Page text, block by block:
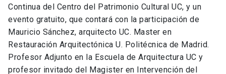
Continua del Centro del Patrimonio Cultural UC, y un
evento gratuito, que contará con la participación de
Mauricio Sánchez, arquitecto UC. Master en
Restauración Arquitectónica U. Politécnica de Madrid.
Profesor Adjunto en la Escuela de Arquitectura UC y
profesor invitado del Magister en Intervención del